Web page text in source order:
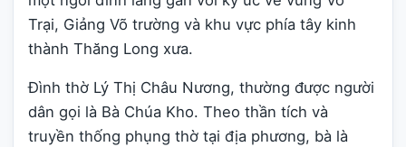
Trại, Giảng Võ trường và khu vực phía tây kinh
thành Thăng Long xưa.
Đình thờ Lý Thị Châu Nương, thường được người
dân gọi là Bà Chúa Kho. Theo thần tích và
truyền thống phụng thờ tại địa phương, bà là